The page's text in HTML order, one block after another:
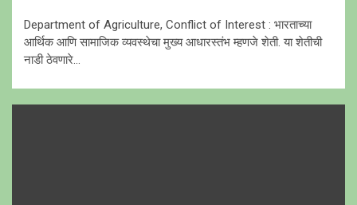
Department of Agriculture, Conflict of Interest : भारताच्या
आर्थिक आणि सामाजिक व्यवस्थेचा मुख्य आधारस्तंभ म्हणजे शेती. या शेतीची
नाडी ठेवणारे...